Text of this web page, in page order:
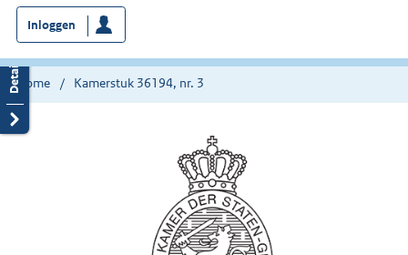
bent
nu
hier:
Inloggen
Home Kamerstuk 36194, nr. 3